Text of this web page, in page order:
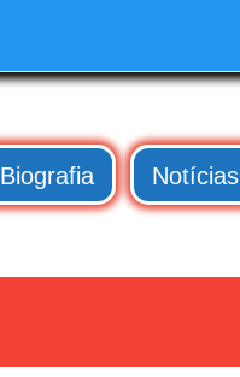
Biografia Notícias